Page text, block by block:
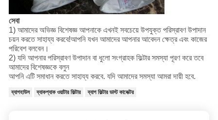
সেবা
1) আমাদের অভিজ্ঞ বিশেষজ্ঞ আপনাকে এখনই সবচেয়ে উপযুক্ত পরিস্রাবণ উপাদান
চয়ন করতে সাহায্য করবে!আপনি যখন আমাদের আপনার আবেদন ক্ষেত্র এবং কাজের
পরিবেশ বলবেন।
2) যদি আপনার পরিস্রাবণ উপাদান বা ধুলো সংগ্রাহক ফিল্টার সমস্যা পূরণ করে তবে
আমাদের বিশেষজ্ঞকে বলুন
আপনি এটি সমাধান করতে সাহায্য করবে. যদি আমাদের সমস্যা আমরা দায়ী হবে.
ব্যাগহাউস ব্যাকপ্যাক ওয়াটার ফিল্টার ব্যাগ ফিল্টার ডাস্ট কালেক্টর